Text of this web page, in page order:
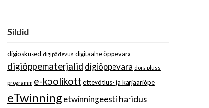
Sildid
digioskused digipädevus digitaalne õppevara
digiõppematerjalid digiõppevara dora pluss
programm e-koolikott ettevõtlus- ja karjääriõpe
eTwinning etwinningeestiharidus